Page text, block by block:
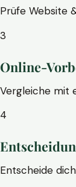
Prüfe Website
3
Online-
Vergleiche mit
4
Entscheide